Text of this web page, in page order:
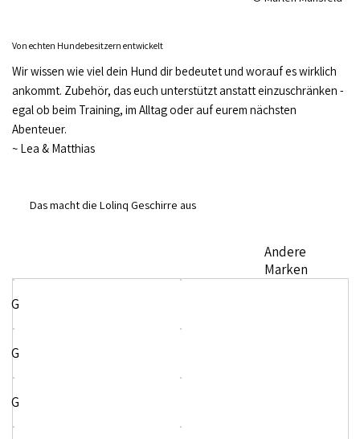
Von echten Hundebesitzern entwickelt
Wir wissen wie viel dein Hund dir bedeutet und worauf es wirklich
ankommt. Zubehör, das euch unterstützt anstatt einzuschränken -
egal ob beim Training, im Alltag oder auf eurem nächsten
Abenteuer.
~ Lea & Matthias
Das macht die Lolinq Geschirre aus
Andere
Marken
G
G
G